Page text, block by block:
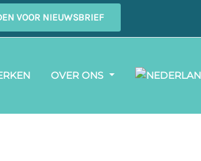
VOOR NIEUWSBRIEF
OVER ONS